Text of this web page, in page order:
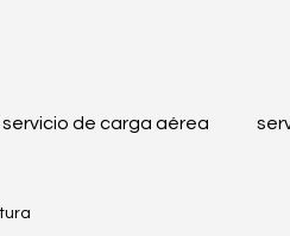
servicio de carga aérea